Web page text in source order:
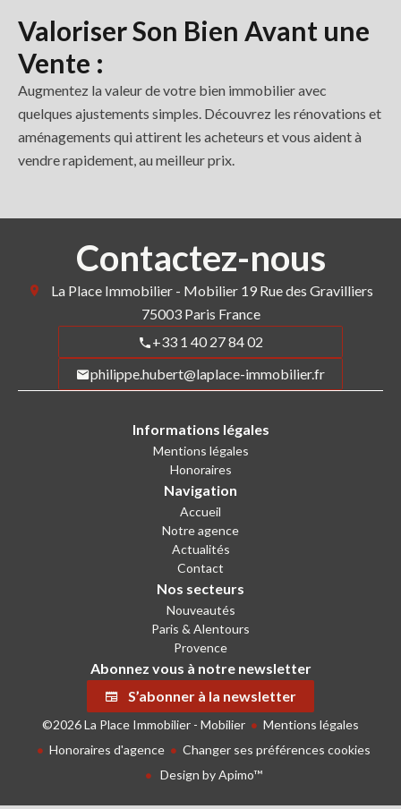
Valoriser Son Bien Avant une
Vente :
Augmentez la valeur de votre bien immobilier avec
quelques ajustements simples. Découvrez les rénovations et
aménagements qui attirent les acheteurs et vous aident à
vendre rapidement, au meilleur prix.
Contactez-nous
La Place Immobilier - Mobilier 19 Rue des Gravilliers
75003Paris France
+33 1 40 27 84 02
philippe.hubert@laplace-immobilier.fr
Informations légales
Mentions légales
Honoraires
Navigation
Accueil
Notre agence
Actualités
Contact
Nos secteurs
Nouveautés
Paris & Alentours
Provence
Abonnez vous à notre newsletter
S’abonner à la newsletter
©2026 La Place Immobilier - Mobilier
Mentions légales
Honoraires d'agence
Changer ses préférences cookies
Design byApimo™